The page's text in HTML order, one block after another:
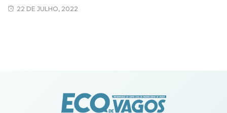
22 DE JULHO, 2022